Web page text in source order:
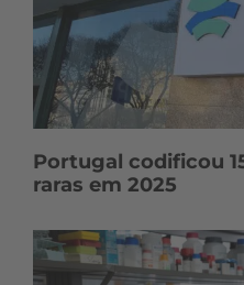
Portugal codificou
raras em 2025